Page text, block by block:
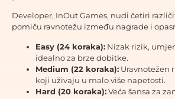
Developer, InOut Games, nudi četiri
pomiču ravnotežu između nagrade i
Easy (24 koraka): Nizak rizik,
idealno za brze dobitke.
Medium (22 koraka): Uravnotežen
koji uživaju u malo više napetosti.
Hard (20 koraka):Veća šansa za